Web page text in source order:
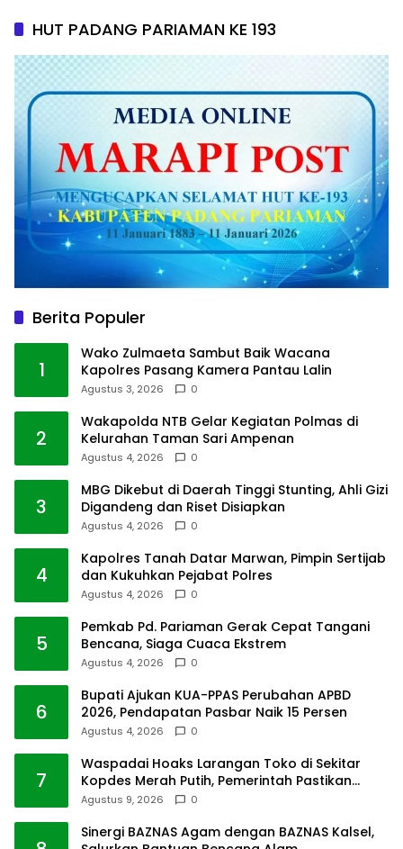
HUT PADANG PARIAMAN KE 193
Berita Populer
1
Wako Zulmaeta Sambut Baik Wacana
Kapolres Pasang Kamera Pantau Lalin
Agustus 3, 2026 0
2
Wakapolda NTB Gelar Kegiatan Polmas di
Kelurahan Taman Sari Ampenan
Agustus 4, 2026 0
3
MBG Dikebut di Daerah Tinggi Stunting, Ahli Gizi
Digandeng dan Riset Disiapkan
Agustus 4, 2026 0
4
Kapolres Tanah Datar Marwan, Pimpin Sertijab
dan Kukuhkan Pejabat Polres
Agustus 4, 2026 0
5
Pemkab Pd. Pariaman Gerak Cepat Tangani
Bencana, Siaga Cuaca Ekstrem
Agustus 4, 2026 0
6
Bupati Ajukan KUA-PPAS Perubahan APBD
2026, Pendapatan Pasbar Naik 15 Persen
Agustus 4, 2026 0
7
Waspadai Hoaks Larangan Toko di Sekitar
Kopdes Merah Putih, Pemerintah Pastikan
Usaha Warga Tetap Dilindungi
Agustus 9, 2026 0
Sinergi BAZNAS Agam dengan BAZNAS Kalsel,